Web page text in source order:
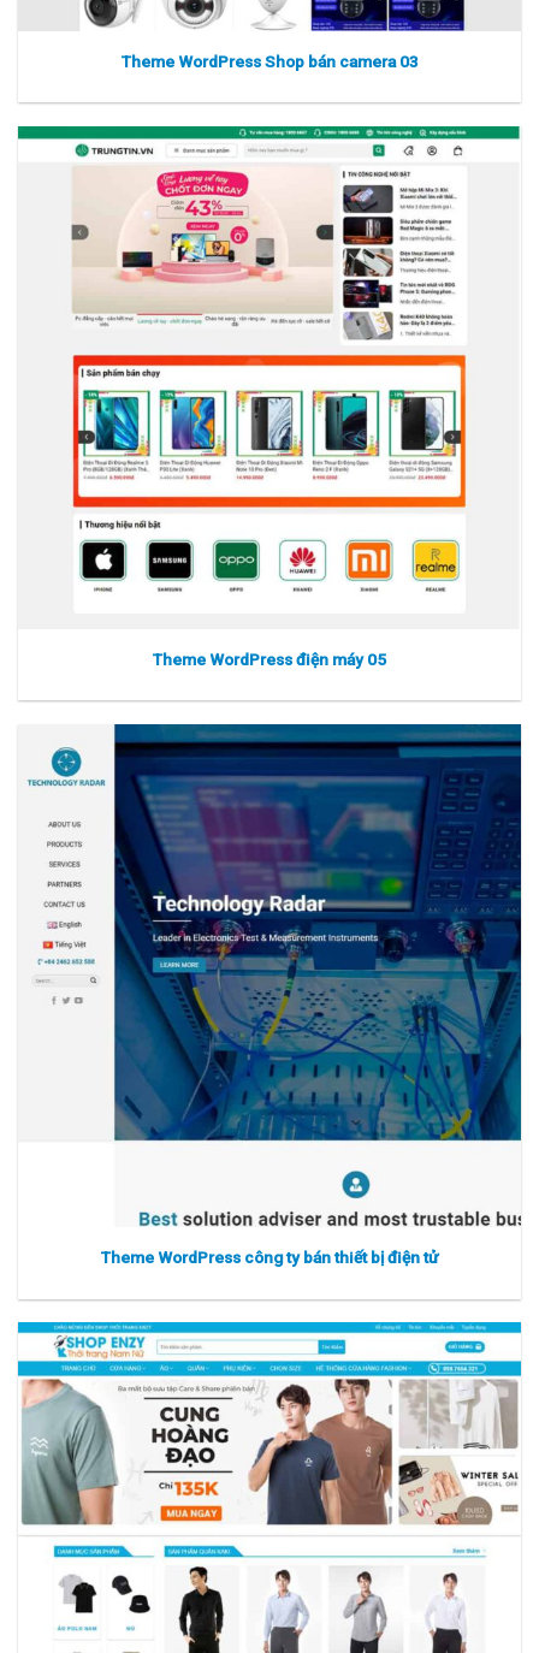
Xem thực tế Xem chi tiết
Theme WordPress Shop bán camera 03
Xem thực tế Xem chi tiết
Theme WordPress điện máy 05
Xem thực tế Xem chi tiết
Theme WordPress công ty bán thiết bị điện tử